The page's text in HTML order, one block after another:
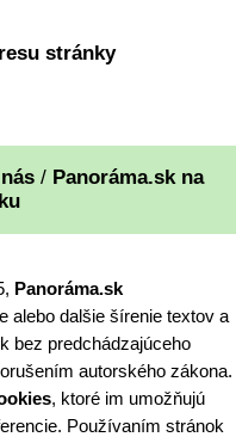
stránky
/ Panoráma.sk na
Panoráma.sk
alebo dalšie šírenie textov a
bez predchádzajúceho
autorského zákona.
, ktoré im umožňujú
Používaním stránok